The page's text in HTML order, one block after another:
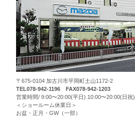
〒675-0104 加古川市平岡町土山1172-2
TEL078-942-1196 FAX078-942-1203
営業時間/ 9:00〜20:00(平日) 10:00〜20:00(日祝)
＜ショールーム休業日＞
お盆・正月・GW（一部）